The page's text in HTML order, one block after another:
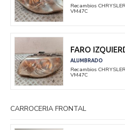
Recambios CHRYSLER
VM47C
FARO
ALUMBRADO
Recambios CHRYSLER
VM47C
CARROCERIA FRONTAL